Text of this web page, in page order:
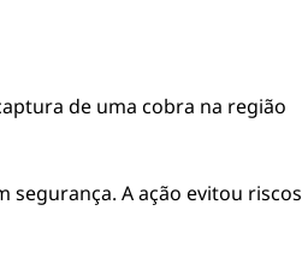
de uma cobra na região
segurança. A ação evitou riscos